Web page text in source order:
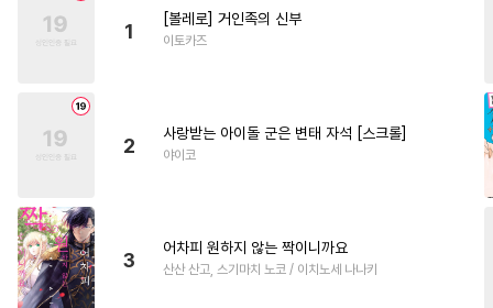
1
[볼레로] 거인족의 신부
이토카즈
2
사랑받는 아이돌 군은 변태 자석 [스크롤]
야이코
3
어차피 원하지 않는 짝이니까요
산산 산고, 스기마치 노코 / 이치노세 나나키